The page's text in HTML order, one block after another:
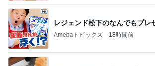
レジェンド松下のなんでもプレ
Amebaトピックス 18時間前